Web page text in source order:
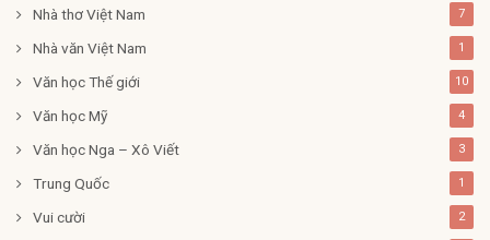
Nhà thơ Việt Nam 7
Nhà văn Việt Nam 1
Văn học Thế giới 10
Văn học Mỹ 4
Văn học Nga – Xô Viết 3
Trung Quốc 1
Vui cười 2